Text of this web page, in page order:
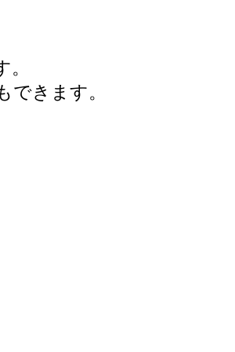
できます。